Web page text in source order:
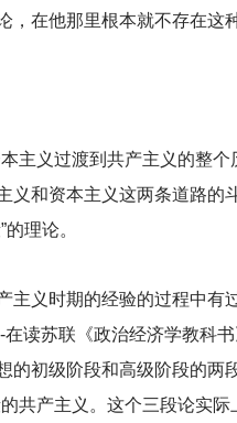
在他那里根本就不存在这种
主义过渡到共产主义的整
义和资本主义这两条道路
理论。
主义时期的经验的过程中
在读苏联《政治经济学教科
的初级阶段和高级阶段的
共产主义。这个三段论实